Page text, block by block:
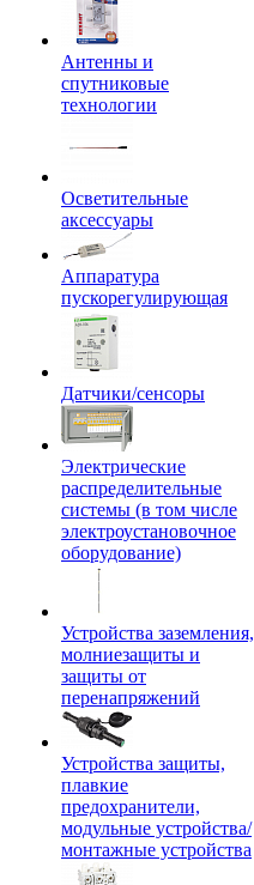
Антенны и
спутниковые
технологии
Осветительные
аксессуары
Аппаратура
пускорегулирующая
Датчики/сенсоры
Электрические
распределительные
системы (в том числе
электроустановочное
оборудование)
Устройства заземления,
молниезащиты и
защиты от
перенапряжений
Устройства защиты,
плавкие
предохранители,
модульные устройства/
монтажные устройства